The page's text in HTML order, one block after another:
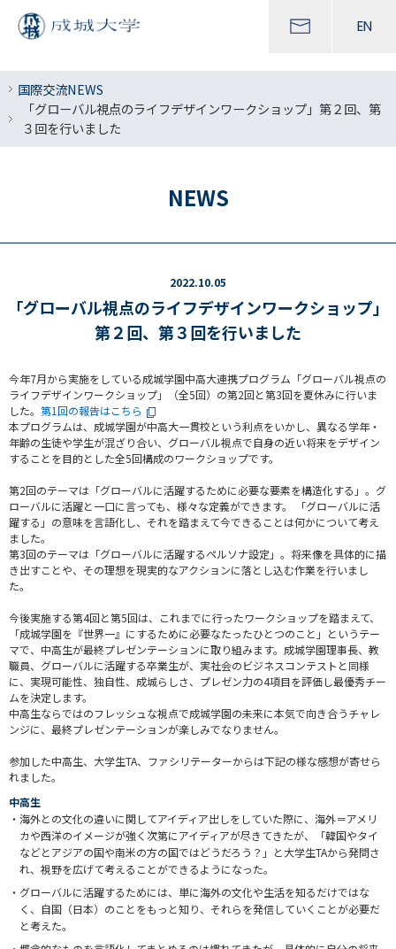
EN
国際交流NEWS
「グローバル視点のライフデザインワークショップ」第２回、第
３回を行いました
NEWS
2022.10.05
「グローバル視点のライフデザインワークショップ」
第２回、第３回を行いました
今年7月から実施をしている成城学園中高大連携プログラム「グローバル視点の
ライフデザインワークショップ」（全5回）の第2回と第3回を夏休みに行いま
した。 第1回の報告はこちら
本プログラムは、成城学園が中高大一貫校という利点をいかし、異なる学年・
年齢の生徒や学生が混ざり合い、グローバル視点で自身の近い将来をデザイン
することを目的とした全5回構成のワークショップです。
第2回のテーマは「グローバルに活躍するために必要な要素を構造化する」。グ
ローバルに活躍と一口に言っても、様々な定義ができます。 「グローバルに活
躍する」の意味を言語化し、それを踏まえて今できることは何かについて考え
ました。
第3回のテーマは「グローバルに活躍するペルソナ設定」。将来像を具体的に描
き出すことや、その理想を現実的なアクションに落とし込む作業を行いまし
た。
今後実施する第4回と第5回は、これまでに行ったワークショップを踏まえて、
「成城学園を『世界一』にするために必要なたったひとつのこと」というテー
マで、中高生が最終プレゼンテーションに取り組みます。成城学園理事長、教
職員、グローバルに活躍する卒業生が、実社会のビジネスコンテストと同様
に、実現可能性、独自性、成城らしさ、プレゼン力の4項目を評価し最優秀チー
ムを決定します。
中高生ならではのフレッシュな視点で成城学園の未来に本気で向き合うチャレ
ンジに、最終プレゼンテーションが楽しみでなりません。
参加した中高生、大学生TA、ファシリテーターからは下記の様な感想が寄せら
れました。
中高生
・ 海外との文化の違いに関してアイディア出しをしていた際に、海外＝アメリ
カや西洋のイメージが強く次第にアイディアが尽きてきたが、「韓国やタイ
などとアジアの国や南米の方の国ではどうだろう？」と大学生TAから発問さ
れ、視野を広げて考えることができるようになった。
・ グローバルに活躍するためには、単に海外の文化や生活を知るだけではな
く、自国（日本）のことをもっと知り、それらを発信していくことが必要だ
と考えた。